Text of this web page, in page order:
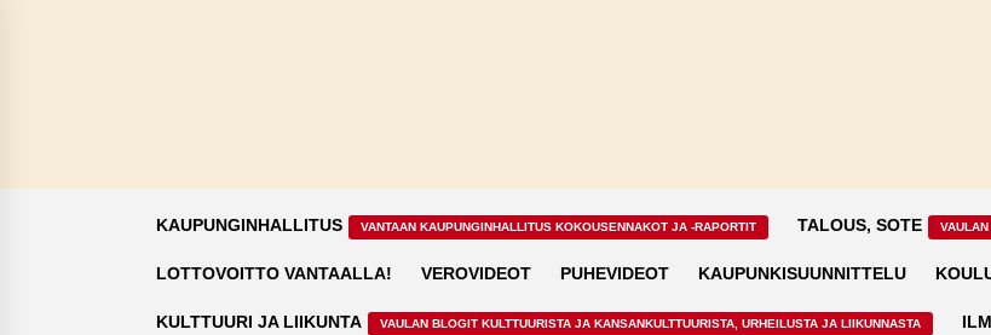
KAUPUNGINHALLITUS VANTAAN KAUPUNGINHALLITUS KOKOUSENNAKOT JA -RAPORTIT TALOUS, SOTE
LOTTOVOITTO VANTAALLA! VEROVIDEOT PUHEVIDEOT KAUPUNKISUUNNITTELU
KULTTUURI JA LIIKUNTA VAULAN BLOGIT KULTTUURISTA JA KANSANKULTTUURISTA, URHEILUSTA JA LIIKUNNASTA